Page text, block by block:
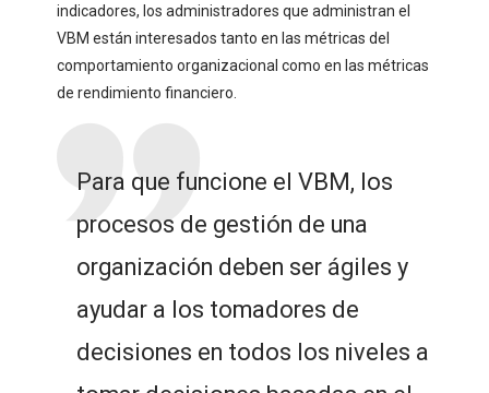
indicadores, los administradores que administran el
VBM están interesados tanto en las métricas del
comportamiento organizacional como en las métricas
de rendimiento financiero.
Para que funcione el VBM, los
procesos de gestión de una
organización deben ser ágiles y
ayudar a los tomadores de
decisiones en todos los niveles a